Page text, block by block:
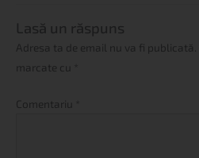
Lasă un răspuns
Adresa ta de email nu va fi publicată.
marcate cu
Comentariu